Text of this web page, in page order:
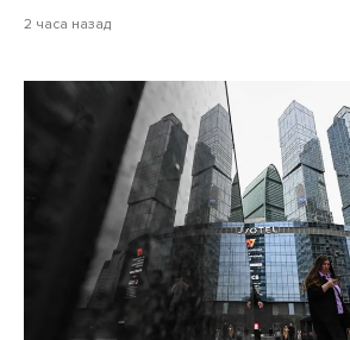
2 часа назад